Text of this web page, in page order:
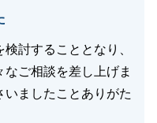
討することとなり、
ご相談を差し上げま
いましたことありがた